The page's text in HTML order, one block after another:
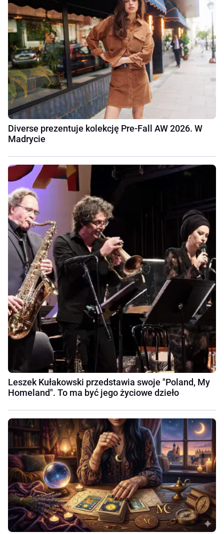
Diverse prezentuje kolekcję Pre-Fall AW 2026. W
Madrycie
Leszek Kułakowski przedstawia swoje "Poland, My
Homeland". To ma być jego życiowe dzieło